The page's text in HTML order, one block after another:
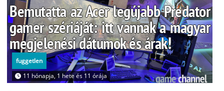
fuggetlen
11 hónapja, 1 hete és 11 órája
Bemutatta az Acer legújabb Predator
gamer szériáját: itt vannak a magyar
megjelenési dátumok és árak!